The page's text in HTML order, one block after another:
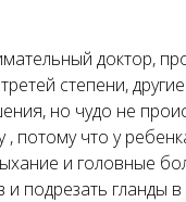
доктор,
степени,
но чудо не
, потому что у
и головные
и подрезать гланды